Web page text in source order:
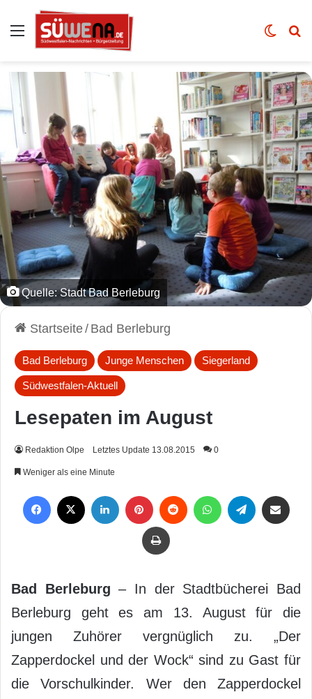
Auswahl Skin
Quelle: Stadt Bad Berleburg
Startseite/ Bad Berleburg
Bad Berleburg Junge Menschen Siegerland
Südwestfalen-Aktuell
Lesepaten im August
Redaktion Olpe Letztes Update 13.08.2015 0
Weniger als eine Minute
Drucken
Bad Berleburg – In der Stadtbücherei Bad
Berleburg geht es am 13. August für die
jungen Zuhörer vergnüglich zu. „Der
Zapperdockel und der Wock“ sind zu Gast für
die Vorschulkinder. Wer den Zapperdockel